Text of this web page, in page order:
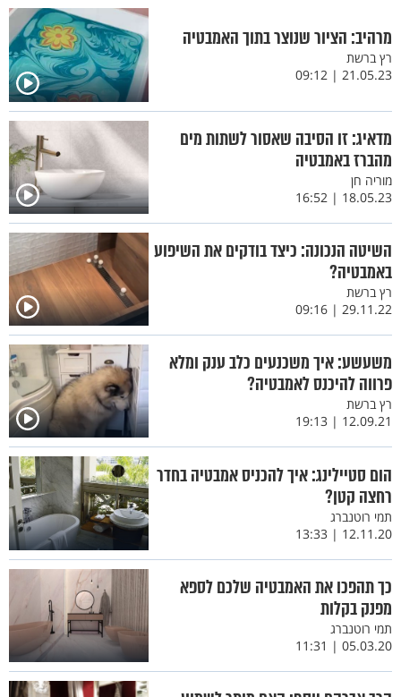
מרהיב: הציור שנוצר בתוך האמבטיה
רץ ברשת
21.05.23 | 09:12
מדאיג: זו הסיבה שאסור לשתות מים
מהברז באמבטיה
מוריה חן
18.05.23 | 16:52
השיטה הנכונה: כיצד בודקים את השיפוע
באמבטיה?
רץ ברשת
29.11.22 | 09:16
משעשע: איך משכנעים כלב ענק ומלא
פרווה להיכנס לאמבטיה?
רץ ברשת
12.09.21 | 19:13
הום סטיילינג: איך להכניס אמבטיה בחדר
רחצה קטן?
תמי רוטנברג
12.11.20 | 13:33
כך תהפכו את האמבטיה שלכם לספא
מפנק בקלות
תמי רוטנברג
05.03.20 | 11:31